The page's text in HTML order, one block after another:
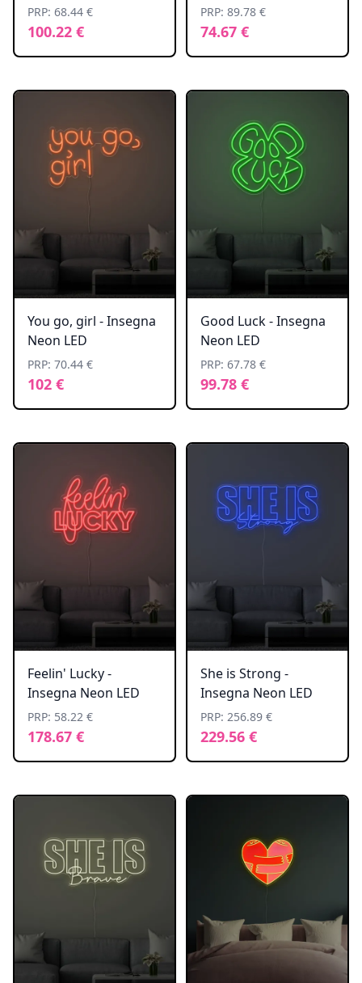
PRP: 68.44 €
100.22 €
PRP: 89.78 €
74.67 €
You go, girl - Insegna
Neon LED
PRP: 70.44 €
102 €
Good Luck - Insegna
Neon LED
PRP: 67.78 €
99.78 €
Feelin' Lucky -
Insegna Neon LED
PRP: 58.22 €
178.67 €
She is Strong -
Insegna Neon LED
PRP: 256.89 €
229.56 €